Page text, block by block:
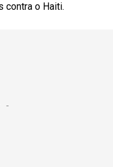
contra o Haiti.